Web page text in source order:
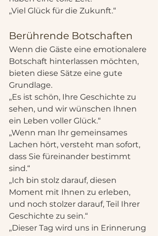
„Viel Glück für die Zukunft.“
Berührende Botschaften
Wenn die Gäste eine emotionalere
Botschaft hinterlassen möchten,
bieten diese Sätze eine gute
Grundlage.
„Es ist schön, Ihre Geschichte zu
sehen, und wir wünschen Ihnen
ein Leben voller Glück.“
„Wenn man Ihr gemeinsames
Lachen hört, versteht man sofort,
dass Sie füreinander bestimmt
sind.“
„Ich bin stolz darauf, diesen
Moment mit Ihnen zu erleben,
und noch stolzer darauf, Teil Ihrer
Geschichte zu sein.“
„Dieser Tag wird uns in Erinnerung